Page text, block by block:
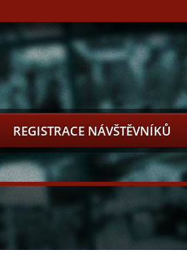
REGISTRACE NÁVŠTĚVNÍKŮ